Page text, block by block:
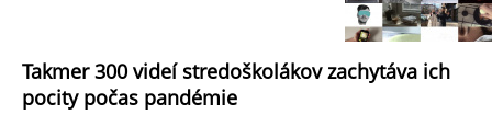
Takmer 300 videí stredoškolákov zachytáva ich
pocity počas pandémie